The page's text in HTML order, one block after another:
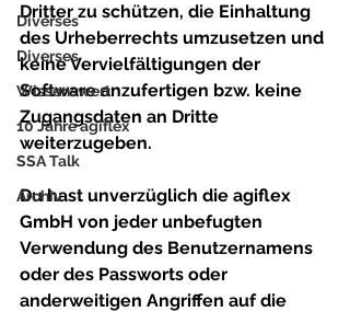
Diverses
Diverses
Wissenswert
10 Jahre agiflex
SSA Talk
Archiv
Dritter zu schützen, die Einhaltung
des Urheberrechts umzusetzen und
keine Vervielfältigungen der
Software anzufertigen bzw. keine
Zugangsdaten an Dritte
weiterzugeben.
Du hast unverzüglich die agiflex
GmbH von jeder unbefugten
Verwendung des Benutzernamens
oder des Passworts oder
anderweitigen Angriffen auf die